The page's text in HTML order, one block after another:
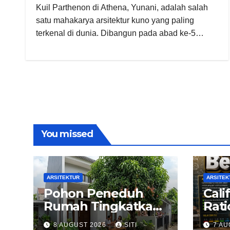
Kuil Parthenon di Athena, Yunani, adalah salah
satu mahakarya arsitektur kuno yang paling
terkenal di dunia. Dibangun pada abad ke-5…
You missed
ARSITEKTUR
Pohon Peneduh
Rumah Tingkatkan
Kualitas Arsitektur
8 AUGUST 2026 SITI 7